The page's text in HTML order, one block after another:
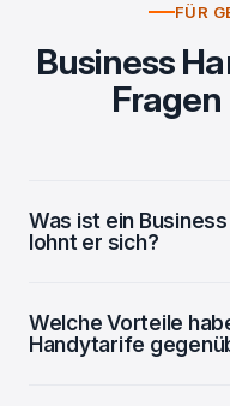
FÜR
Business
Was ist ein
lohnt er sich?
Welche Vorteile
Handytarife